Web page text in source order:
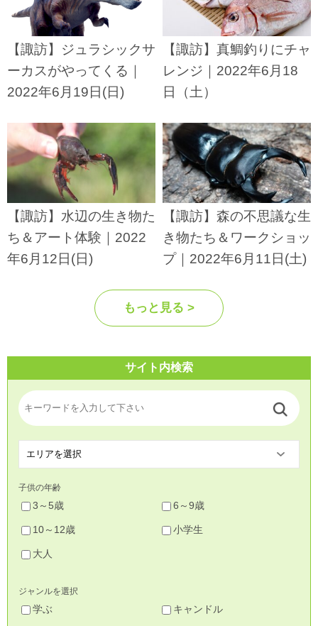
【諏訪】ジュラシックサ
ーカスがやってくる｜
2022年6月19日(日)
【諏訪】真鯛釣りにチャ
レンジ｜2022年6月18
日（土）
【諏訪】水辺の生き物た
ち＆アート体験｜2022
年6月12日(日)
【諏訪】森の不思議な生
き物たち＆ワークショッ
プ｜2022年6月11日(土)
もっと見る >
サイト内検索
子供の年齢
3～5歳 6～9歳
10～12歳 小学生
大人
ジャンルを選択
学ぶ キャンドル